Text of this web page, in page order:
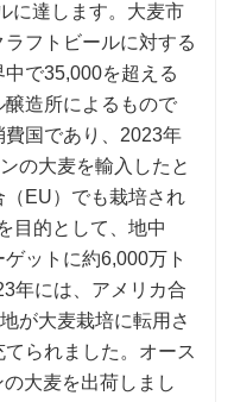
に達します。大麦市
フトビールに対する
で35,000を超える
醸造所によるもので
国であり、2023年
の大麦を輸入したと
（EU）でも栽培され
目的として、地中
ットに約6,000万ト
年には、アメリカ合
が大麦栽培に転用さ
られました。オース
大麦を出荷しまし